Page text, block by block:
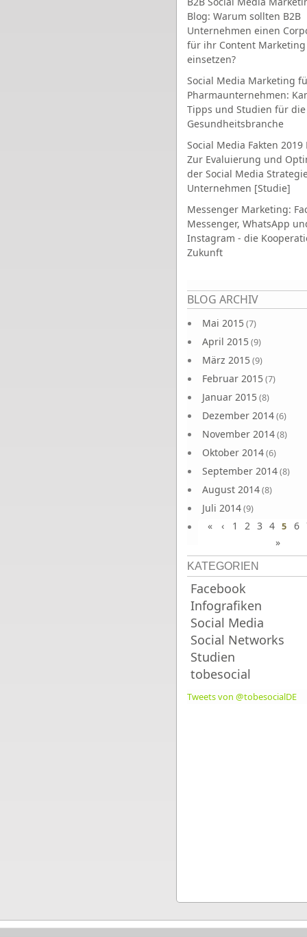
Blog: Warum sollten B2B
Unternehmen einen
für ihr Content Marketing
einsetzen?
Social Media Marketing
Pharmaunternehmen:
Tipps und Studien für die
Gesundheitsbranche
Social Media Fakten 2019
Zur Evaluierung und
der Social Media
Unternehmen [Studie]
Messenger Marketing:
Messenger, WhatsApp
Instagram - die
Zukunft
BLOG ARCHIV
Mai 2015(7)
April 2015(9)
März 2015(9)
Februar 2015(7)
Januar 2015(8)
Dezember 2014(6)
November 2014(8)
Oktober 2014(6)
September 2014(8)
August 2014(8)
Juli 2014(9)
Juni 2014(8)
Seiten
« ‹ 1 2 3 4 5 6
»
KATEGORIEN
Facebook
Infografiken
Social Media
Social Networks
Studien
tobesocial
Tweets von @tobesocialDE